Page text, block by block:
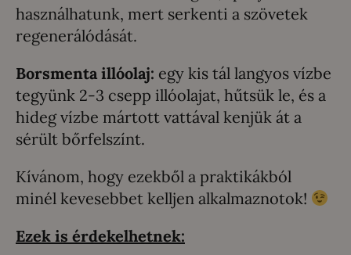
használhatunk, mert serkenti a szövetek
regenerálódását.
Borsmenta illóolaj: egy kis tál langyos vízbe
tegyünk 2-3 csepp illóolajat, hűtsük le, és a
hideg vízbe mártott vattával kenjük át a
sérült bőrfelszínt.
Kívánom, hogy ezekből a praktikákból
minél kevesebbet kelljen alkalmaznotok!
Ezek is érdekelhetnek: